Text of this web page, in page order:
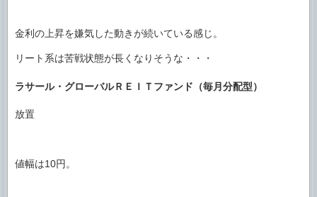
金利の上昇を嫌気した動きが続いている感じ。
リート系は苦戦状態が長くなりそうな・・・
ラサール・グローバルＲＥＩＴファンド（毎月分配型）
放置
値幅は10円。